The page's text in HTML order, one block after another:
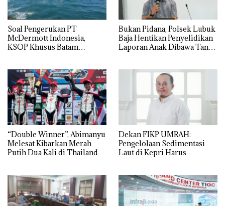
‎Soal Pengerukan PT
McDermott Indonesia,
KSOP Khusus Batam
Bukan Pidana, Polsek Lubuk
Baja Hentikan Penyelidikan
Laporan Anak Dibawa Tanpa
“Double Winner”, Abimanyu
Melesat Kibarkan Merah
Putih Dua Kali di Thailand
Dekan FIKP UMRAH:
Pengelolaan Sedimentasi
Laut di Kepri Harus
dengan Konservasi